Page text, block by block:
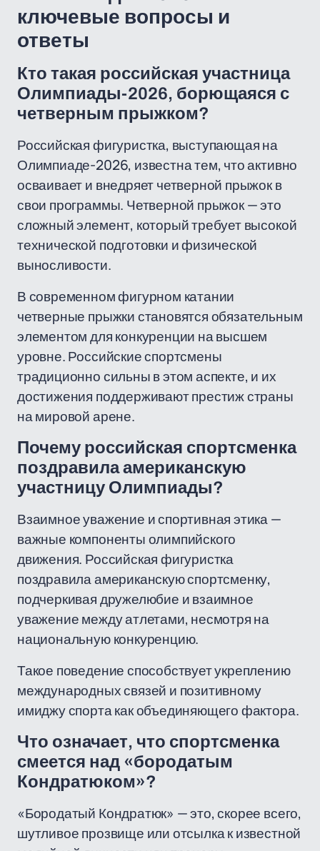
ключевые вопросы и
ответы
Кто такая российская участница
Олимпиады-2026, борющаяся с
четверным прыжком?
Российская фигуристка, выступающая на
Олимпиаде-2026, известна тем, что активно
осваивает и внедряет четверной прыжок в
свои программы. Четверной прыжок — это
сложный элемент, который требует высокой
технической подготовки и физической
выносливости.
В современном фигурном катании
четверные прыжки становятся обязательным
элементом для конкуренции на высшем
уровне. Российские спортсмены
традиционно сильны в этом аспекте, и их
достижения поддерживают престиж страны
на мировой арене.
Почему российская спортсменка
поздравила американскую
участницу Олимпиады?
Взаимное уважение и спортивная этика —
важные компоненты олимпийского
движения. Российская фигуристка
поздравила американскую спортсменку,
подчеркивая дружелюбие и взаимное
уважение между атлетами, несмотря на
национальную конкуренцию.
Такое поведение способствует укреплению
международных связей и позитивному
имиджу спорта как объединяющего фактора.
Что означает, что спортсменка
смеется над «бородатым
Кондратюком»?
«Бородатый Кондратюк» — это, скорее всего,
шутливое прозвище или отсылка к известной